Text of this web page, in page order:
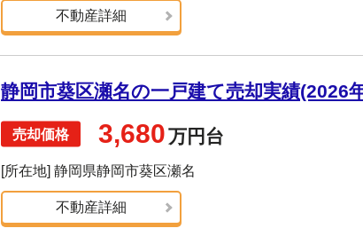
不動産詳細
静岡市葵区瀬名の一戸建て売却実績(2026
3,680万円台
[所在地] 静岡県静岡市葵区瀬名
不動産詳細